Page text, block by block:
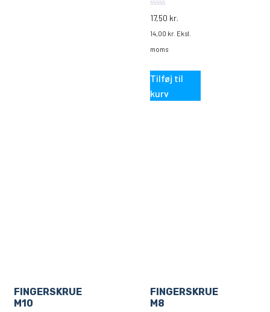
0
ud
af
5
17,50 kr.
14,00 kr. Eksl.
moms
Tilføj til
kurv
FINGERSKRUE
M10
FINGERSKRUE
M8